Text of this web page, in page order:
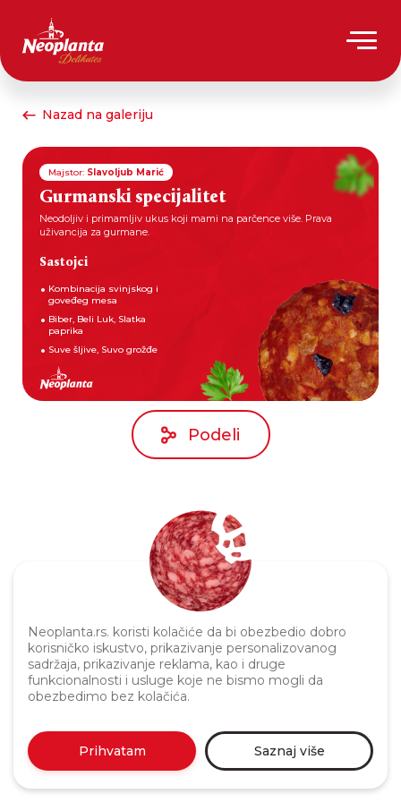
Neoplanta.rs. koristi kolačiće da bi obezbedio dobro
korisničko iskustvo, prikazivanje personalizovanog
sadržaja, prikazivanje reklama, kao i druge
funkcionalnosti i usluge koje ne bismo mogli da
obezbedimo bez kolačića.
Prihvatam Saznaj više
Nazad na galeriju
Majstor: Slavoljub Marić
Gurmanski specijalitet
Neodoljiv i primamljiv ukus koji mami na parčence više. Prava
uživancija za gurmane.
Sastojci
Kombinacija svinjskog i
goveđeg mesa
Biber, Beli Luk, Slatka
paprika
Suve šljive, Suvo grožđe
Podeli
Politika privatnosti